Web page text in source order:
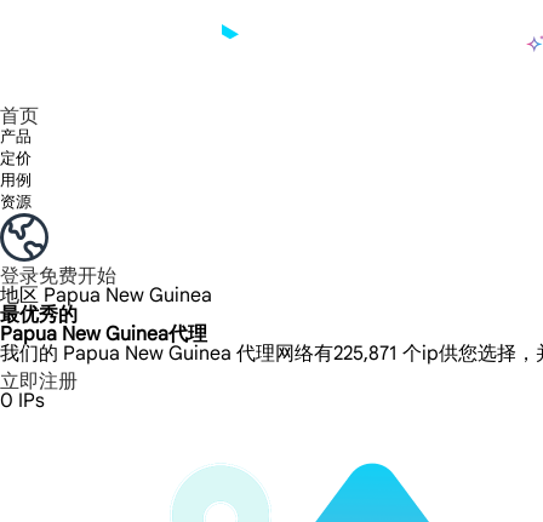
首页
产品
定价
用例
资源
登录免费开始
地区 Papua New Guinea
最优秀的
Papua New Guinea代理
我们的 Papua New Guinea 代理网络有225,871 个ip供您选择
立即注册
0 IPs